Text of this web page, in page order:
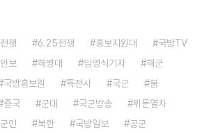
전쟁 6.25전쟁 홍보지원대
국방TV
안보 해병대 임영식기자
해군
국방홍보원 특전사 국군
붐
중국 군대 국군방송
위문열차
군인 북한 국방일보 공군